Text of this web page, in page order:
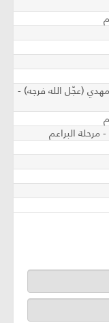
المهدي (عجّل الله فرجه) -